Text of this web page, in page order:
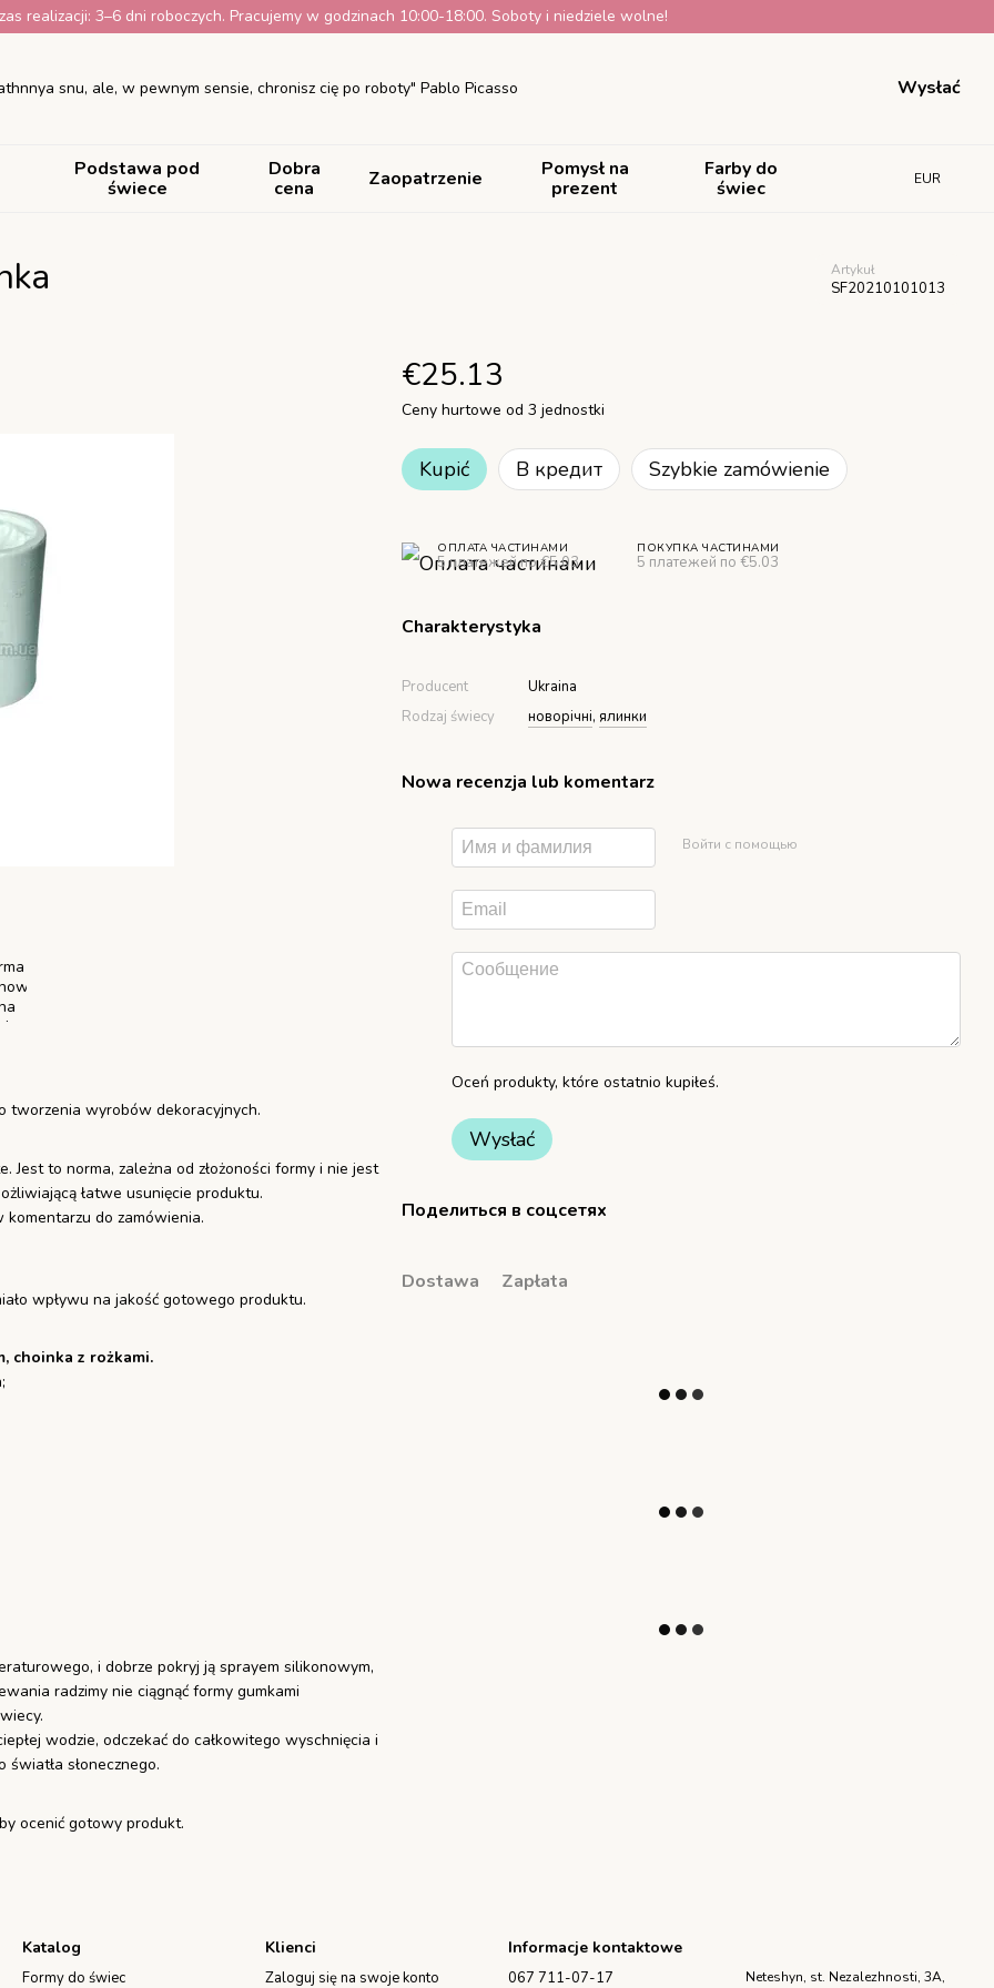
realizacji: 3–6 dni roboczych. Pracujemy w godzinach 10:00-18:00. Soboty i niedziele wolne!
snu, ale, w pewnym sensie, chronisz cię po roboty" Pablo Picasso Wysłać
Podstawa pod
świece
Dobra
cena
Zaopatrzenie
Pomysł na
prezent
Farby do
świec
EUR
Artykuł
SF20210101013
tworzenia wyrobów dekoracyjnych.
to norma, zależna od złożoności formy i nie jest
łatwe usunięcie produktu.
komentarzu do zamówienia.
wpływu na jakość gotowego produktu.
choinka z rożkami.
i dobrze pokryj ją sprayem silikonowym,
radzimy nie ciągnąć formy gumkami
wodzie, odczekać do całkowitego wyschnięcia i
słonecznego.
ocenić gotowy produkt.
€25.13
Ceny hurtowe od 3 jednostki
Kupić В кредит Szybkie zamówienie
ОПЛАТА ЧАСТИНАМИ
5 платежей по €5.03
ПОКУПКА ЧАСТИНАМИ
5 платежей по €5.03
Charakterystyka
Producent
Ukraina
Rodzaj świecy
новорічні, ялинки
Nowa recenzja lub komentarz
Войти с помощью
Oceń produkty, które ostatnio kupiłeś.
Wysłać
Поделиться в соцсетях
Dostawa Zapłata
Katalog
Formy do świec
Klienci
Zaloguj się na swoje konto
Informacje kontaktowe
067 711-07-17
Neteshyn, st. Nezalezhnosti, 3A,